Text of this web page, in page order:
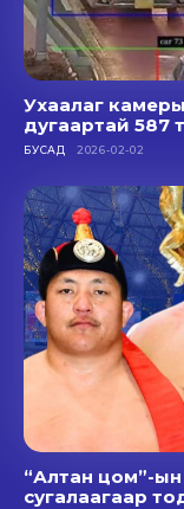
Ухаалаг
дугаартай 587
БУСАД 2026-02-02
“Алтан цом”-
сугалаагаар